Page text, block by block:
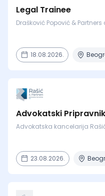
Legal Trainee
Drašković Popović & Partners
18.08.2026.
Advokatski
Advokatska kancelarija
23.08.2026.